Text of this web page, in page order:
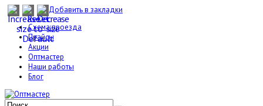
Добавить в закладки
Схема проезда
Прайсы
Акции
Оптмастер
Наши работы
Блог